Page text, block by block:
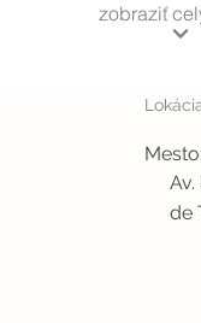
zobraziť
Mesto:
de